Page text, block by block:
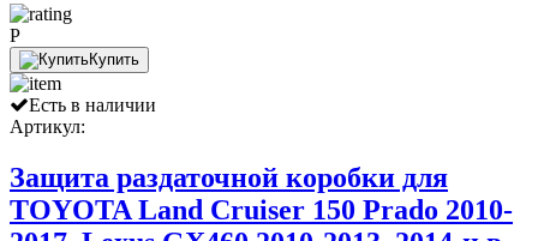
P
Купить
Есть в наличии
Артикул:
Защита раздаточной коробки для
TOYOTA Land Cruiser 150 Prado 2010-